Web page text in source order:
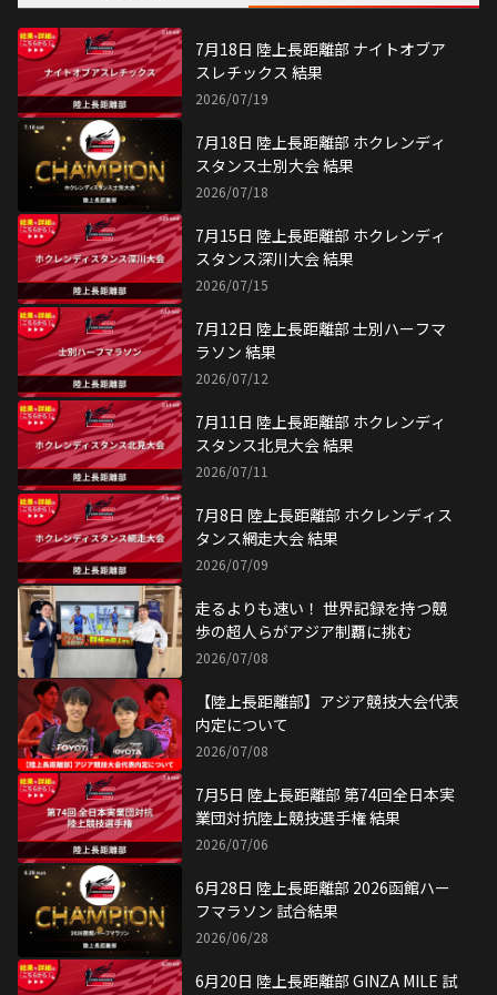
7月18日 陸上長距離部 ナイトオブア
スレチックス 結果
2026/07/19
7月18日 陸上長距離部 ホクレンディ
スタンス士別大会 結果
2026/07/18
7月15日 陸上長距離部 ホクレンディ
スタンス深川大会 結果
2026/07/15
7月12日 陸上長距離部 士別ハーフマ
ラソン 結果
2026/07/12
7月11日 陸上長距離部 ホクレンディ
スタンス北見大会 結果
2026/07/11
7月8日 陸上長距離部 ホクレンディス
タンス網走大会 結果
2026/07/09
走るよりも速い！ 世界記録を持つ競
歩の超人らがアジア制覇に挑む
2026/07/08
【陸上長距離部】アジア競技大会代表
内定について
2026/07/08
7月5日 陸上長距離部 第74回全日本実
業団対抗陸上競技選手権 結果
2026/07/06
6月28日 陸上長距離部 2026函館ハー
フマラソン 試合結果
2026/06/28
6月20日 陸上長距離部 GINZA MILE 試